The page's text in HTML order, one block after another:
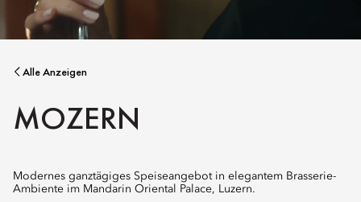
Alle Anzeigen
MOZERN
Modernes ganztägiges Speiseangebot in elegantem Brasserie-
Ambiente im Mandarin Oriental Palace, Luzern.